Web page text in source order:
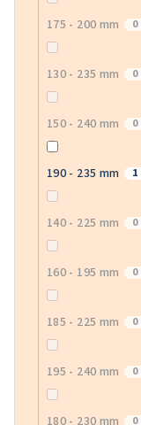
175 - 200 mm 0
130 - 235 mm 0
150 - 240 mm 0
190 - 235 mm 1
140 - 225 mm 0
160 - 195 mm 0
185 - 225 mm 0
195 - 240 mm 0
0